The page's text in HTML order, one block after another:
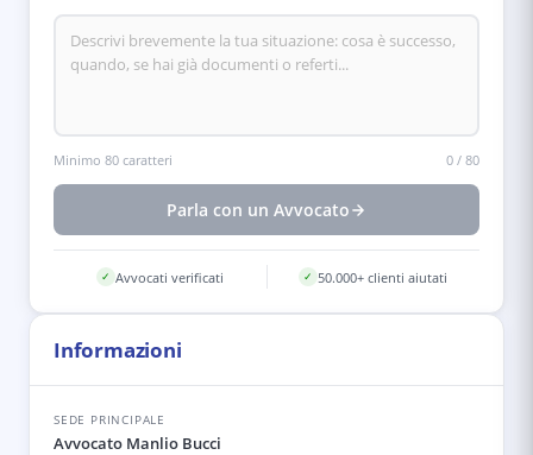
Minimo 80 caratteri 0 / 80
Parla con un Avvocato
✓ Avvocati verificati ✓ 50.000+ clienti aiutati
Informazioni
SEDE PRINCIPALE
Avvocato Manlio Bucci